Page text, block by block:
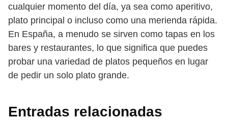
cualquier momento del día, ya sea como aperitivo,
plato principal o incluso como una merienda rápida.
En España, a menudo se sirven como tapas en los
bares y restaurantes, lo que significa que puedes
probar una variedad de platos pequeños en lugar
de pedir un solo plato grande.
Entradas relacionadas